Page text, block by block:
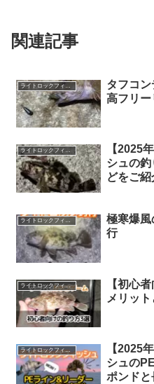
関連記事
ライトロックフィッシュ
タフコ
高フリー
ライトロックフィッシュ
【2025
シュの
どをご紹
ライトロックフィッシュ
極寒爆風
行
ライトロックフィッシュ
【初心
メリット
ライトロックフィッシュ
【2025
シュの
ポンドと